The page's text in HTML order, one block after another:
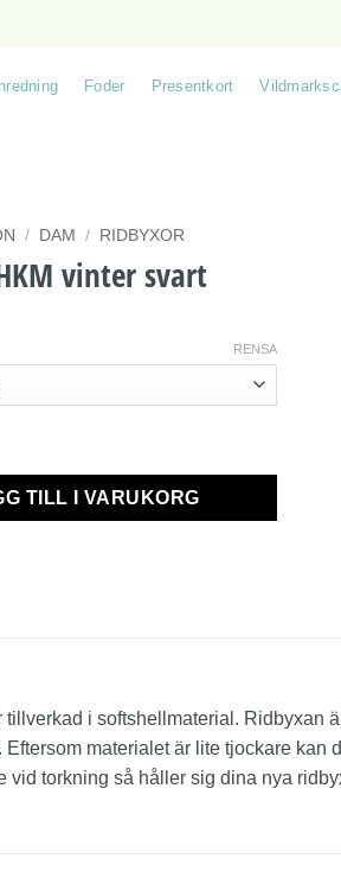
Foder Presentkort
/ DAM / RIDBYXOR
vinter svart
RENSA
svart mängd
TILL I VARUKORG
i softshellmaterial. Ridbyxan
materialet är lite tjockare kan
torkning så håller sig dina nya